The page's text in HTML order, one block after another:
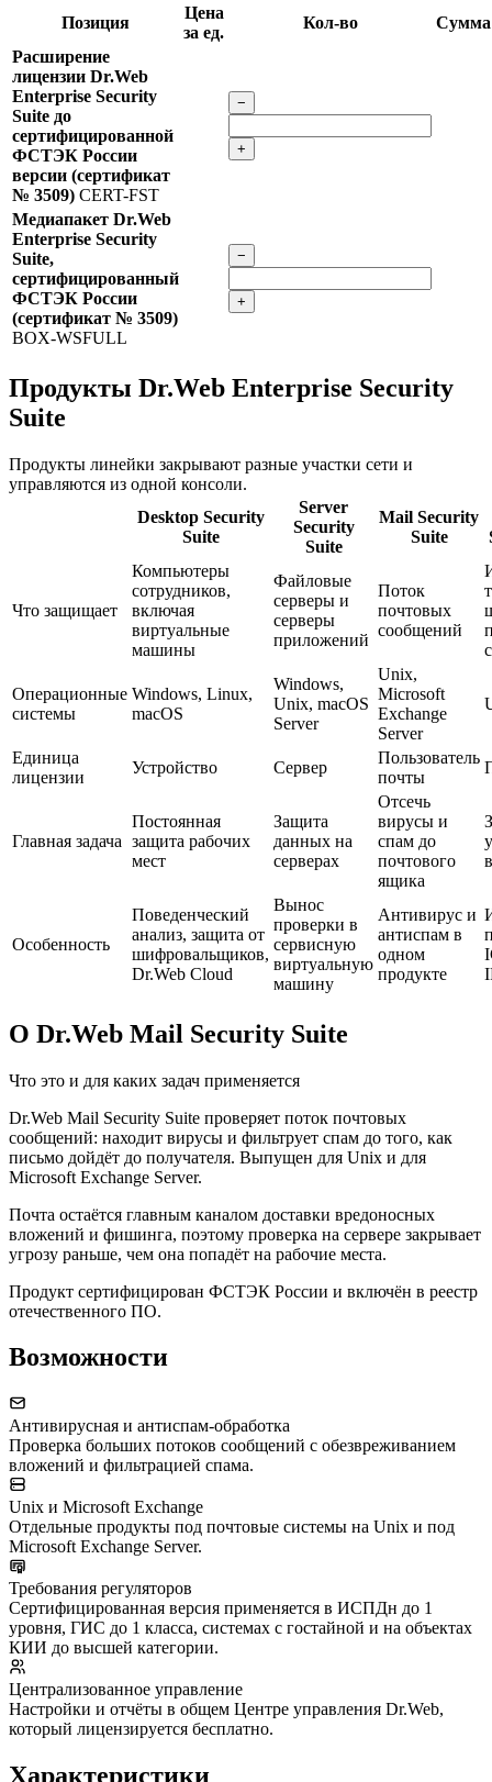
Позиция
Цена
за ед.
Кол-во
Сумма
Расширение
лицензии Dr.Web
Enterprise Security
Suite до
сертифицированной
ФСТЭК России
версии (сертификат
№ 3509) CERT-FST
−
+
Медиапакет Dr.Web
Enterprise Security
Suite,
сертифицированный
ФСТЭК России
(сертификат № 3509)
BOX-WSFULL
−
+
Продукты Dr.Web Enterprise Security
Suite
Продукты линейки закрывают разные участки сети и
управляются из одной консоли.
Desktop Security
Suite
Server
Security
Suite
Mail Security
Suite
Что защищает
Компьютеры
сотрудников,
включая
виртуальные
машины
Файловые
серверы и
серверы
приложений
Поток
почтовых
сообщений
Операционные
системы
Windows, Linux,
macOS
Windows,
Unix, macOS
Server
Unix,
Microsoft
Exchange
Server
Единица
лицензии
Устройство Сервер
Пользователь
почты
Главная задача
Постоянная
защита рабочих
мест
Защита
данных на
серверах
Отсечь
вирусы и
спам до
почтового
ящика
Особенность
Поведенческий
анализ, защита от
шифровальщиков,
Dr.Web Cloud
Вынос
проверки в
сервисную
виртуальную
машину
Антивирус и
антиспам в
одном
продукте
О Dr.Web Mail Security Suite
Что это и для каких задач применяется
Dr.Web Mail Security Suite проверяет поток почтовых
сообщений: находит вирусы и фильтрует спам до того, как
письмо дойдёт до получателя. Выпущен для Unix и для
Microsoft Exchange Server.
Почта остаётся главным каналом доставки вредоносных
вложений и фишинга, поэтому проверка на сервере закрывает
угрозу раньше, чем она попадёт на рабочие места.
Продукт сертифицирован ФСТЭК России и включён в реестр
отечественного ПО.
Возможности
Антивирусная и антиспам-обработка
Проверка больших потоков сообщений с обезвреживанием
вложений и фильтрацией спама.
Unix и Microsoft Exchange
Отдельные продукты под почтовые системы на Unix и под
Microsoft Exchange Server.
Требования регуляторов
Сертифицированная версия применяется в ИСПДн до 1
уровня, ГИС до 1 класса, системах с гостайной и на объектах
КИИ до высшей категории.
Централизованное управление
Настройки и отчёты в общем Центре управления Dr.Web,
который лицензируется бесплатно.
Характеристики